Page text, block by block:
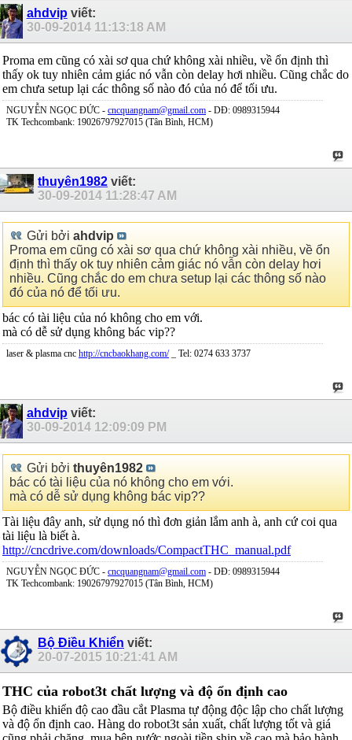
ahdvip viết:
30-09-2014 11:13:18 AM
Proma em cũng có xài sơ qua chứ không xài nhiều, về ổn định thì
thấy ok tuy nhiên cảm giác nó vẫn còn delay hơi nhiều. Cũng chắc do
em chưa setup lại các thông số nào đó của nó để tối ưu.
NGUYỄN NGỌC ĐỨC - cncquangnam@gmail.com - DĐ: 0989315944
TK Techcombank: 19026797927015 (Tân Bình, HCM)
thuyên1982 viết:
30-09-2014 11:28:47 AM
Gửi bởi ahdvip
Proma em cũng có xài sơ qua chứ không xài nhiều, về ổn
định thì thấy ok tuy nhiên cảm giác nó vẫn còn delay hơi
nhiều. Cũng chắc do em chưa setup lại các thông số nào
đó của nó để tối ưu.
bác có tài liệu của nó không cho em với.
mà có dễ sử dụng không bác vip??
laser & plasma cnc http://cncbaokhang.com/_ Tel: 0274 633 3737
ahdvip viết:
30-09-2014 12:09:09 PM
Gửi bởi thuyên1982
bác có tài liệu của nó không cho em với.
mà có dễ sử dụng không bác vip??
Tài liệu đây anh, sử dụng nó thì đơn giản lắm anh à, anh cứ coi qua
tài liệu là biết à.
http://cncdrive.com/downloads/CompactTHC_manual.pdf
NGUYỄN NGỌC ĐỨC - cncquangnam@gmail.com - DĐ: 0989315944
TK Techcombank: 19026797927015 (Tân Bình, HCM)
Bộ Điều Khiển viết:
20-07-2015 10:21:41 AM
THC của robot3t chất lượng và độ ổn định cao
Bộ điều khiển độ cao đầu cắt Plasma tự động độc lập cho chất lượng
và độ ổn định cao. Hàng do robot3t sản xuất, chất lượng tốt và giá